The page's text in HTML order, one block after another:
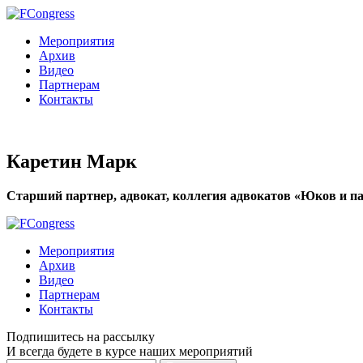
Мероприятия
Архив
Видео
Партнерам
Контакты
Каретин Марк
Старший партнер, адвокат, коллегия адвокатов «Юков и
Мероприятия
Архив
Видео
Партнерам
Контакты
Подпишитесь на рассылку
И всегда будете в курсе наших мероприятий